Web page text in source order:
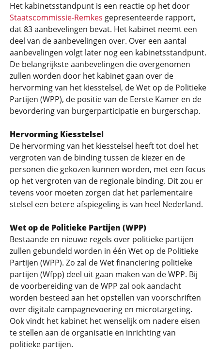
Het kabinetsstandpunt is een reactie op het door
Staatscommissie-Remkes gepresenteerde rapport,
dat 83 aanbevelingen bevat. Het kabinet neemt een
deel van de aanbevelingen over. Over een aantal
aanbevelingen volgt later nog een kabinetsstandpunt.
De belangrijkste aanbevelingen die overgenomen
zullen worden door het kabinet gaan over de
hervorming van het kiesstelsel, de Wet op de Politieke
Partijen (WPP), de positie van de Eerste Kamer en de
bevordering van burgerparticipatie en burgerschap.
Hervorming Kiesstelsel
De hervorming van het kiesstelsel heeft tot doel het
vergroten van de binding tussen de kiezer en de
personen die gekozen kunnen worden, met een focus
op het vergroten van de regionale binding. Dit zou er
tevens voor moeten zorgen dat het parlementaire
stelsel een betere afspiegeling is van heel Nederland.
Wet op de Politieke Partijen (WPP)
Bestaande en nieuwe regels over politieke partijen
zullen gebundeld worden in één Wet op de Politieke
Partijen (WPP). Zo zal de Wet financiering politieke
partijen (Wfpp) deel uit gaan maken van de WPP. Bij
de voorbereiding van de WPP zal ook aandacht
worden besteed aan het opstellen van voorschriften
over digitale campagnevoering en microtargeting.
Ook vindt het kabinet het wenselijk om nadere eisen
te stellen aan de organisatie en inrichting van
politieke partijen.